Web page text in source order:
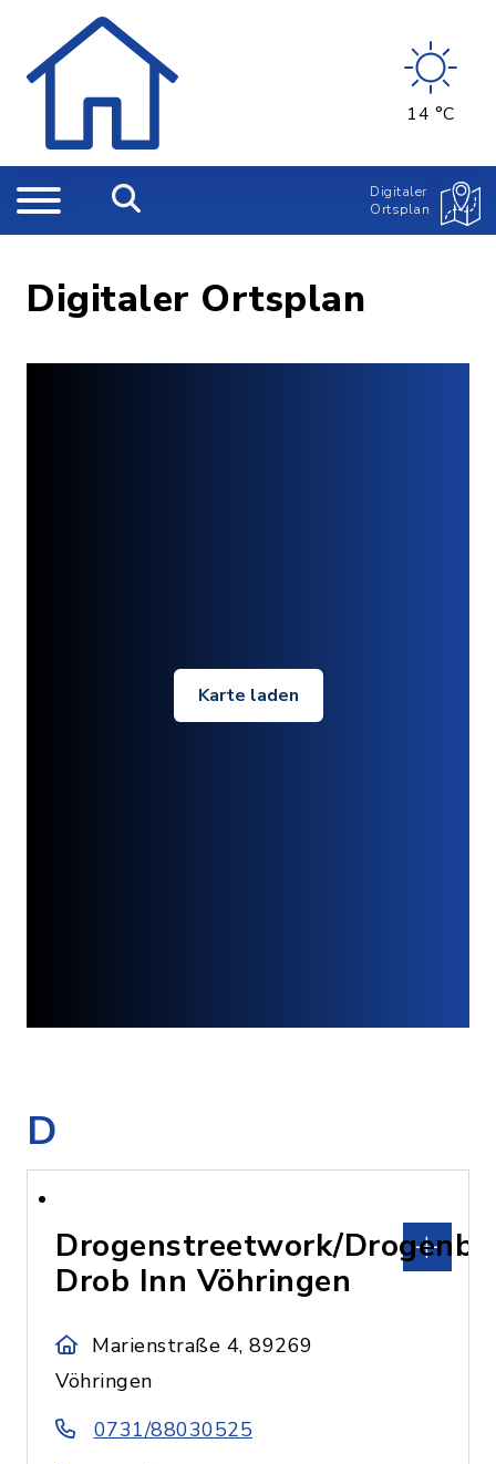
14 °C
Digitaler
Ortsplan
Digitaler Ortsplan
Karte laden
D
Drogenstreetwork/
Drob Inn Vöhringen
Marienstraße 4, 89269
Vöhringen
0731/88030525